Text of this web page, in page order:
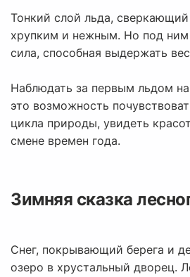
Тонкий слой льда,
хрупким и нежным. Но под
сила, способная выдержать
Наблюдать за первым льдом
это возможность
цикла природы, увидеть
смене времен года.
Зимняя сказка
Снег, покрывающий берега и
озеро в хрустальный дворец.